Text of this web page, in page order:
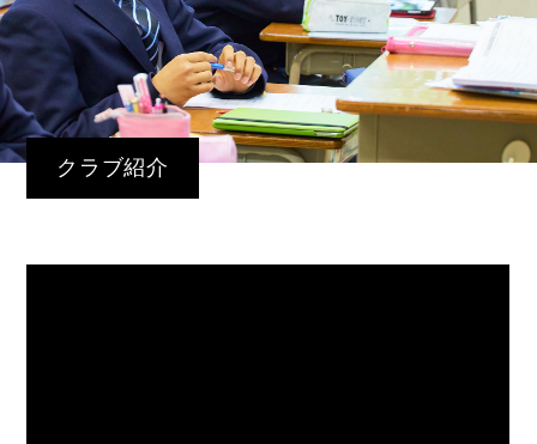
クラブ紹介